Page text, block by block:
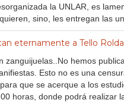
la UNLAR, es
sino, les entregan las
eternamente a Tello
zanguijuelas..No hemos
Esto no es una
que se acerque a los
horas, donde podrá realizar